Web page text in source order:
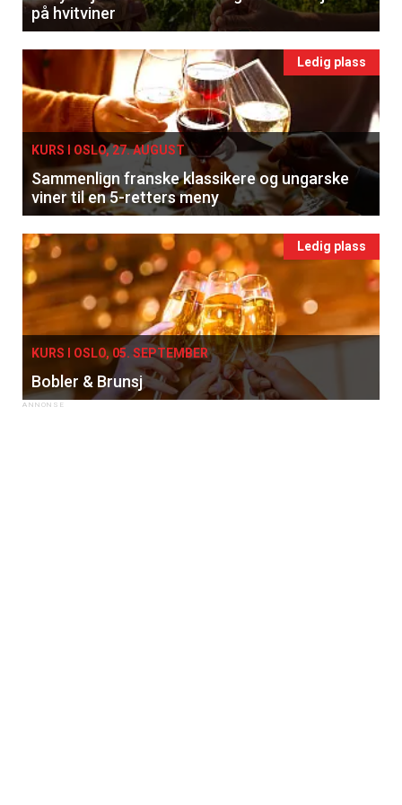
på hvitviner
Ledig plass
KURS I OSLO, 27. AUGUST
Sammenlign franske klassikere og ungarske
viner til en 5-retters meny
Ledig plass
KURS I OSLO, 05. SEPTEMBER
Bobler & Brunsj